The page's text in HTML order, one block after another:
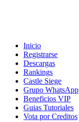
Inicio
Registrarse
Descargas
Rankings
Castle Siege
Grupo WhatsApp
Beneficios VIP
Guias Tutoriales
Vota por Creditos